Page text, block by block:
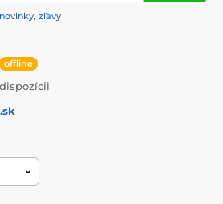
zľavy
offline